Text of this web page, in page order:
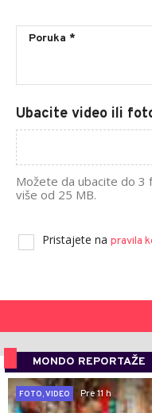
Ubacite video ili
Možete da ubacite do 3
više od 25 MB.
Pristajete na pravila
MONDO REPORTAŽE
FOTO, VIDEO
Pre 11 h